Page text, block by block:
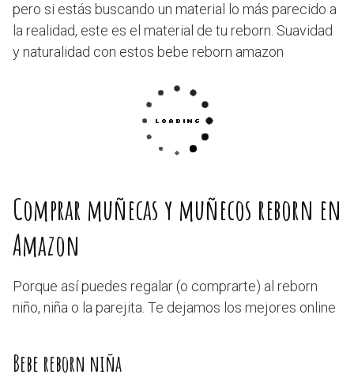
pero si estás buscando un material lo más parecido a
la realidad, este es el material de tu reborn. Suavidad
y naturalidad con estos bebe reborn amazon
Comprar muñecas y muñecos reborn en
Amazon
Porque así puedes regalar (o comprarte) al reborn
niño, niña o la parejita. Te dejamos los mejores online
Bebe reborn niña